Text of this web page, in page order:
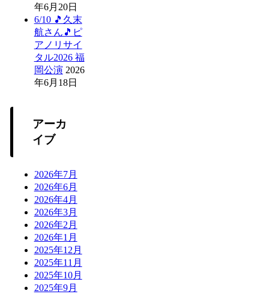
年6月20日
6/10 🎵久末
航さん🎵ピ
アノリサイ
タル2026 福
岡公演 2026
年6月18日
アーカ
イブ
2026年7月
2026年6月
2026年4月
2026年3月
2026年2月
2026年1月
2025年12月
2025年11月
2025年10月
2025年9月